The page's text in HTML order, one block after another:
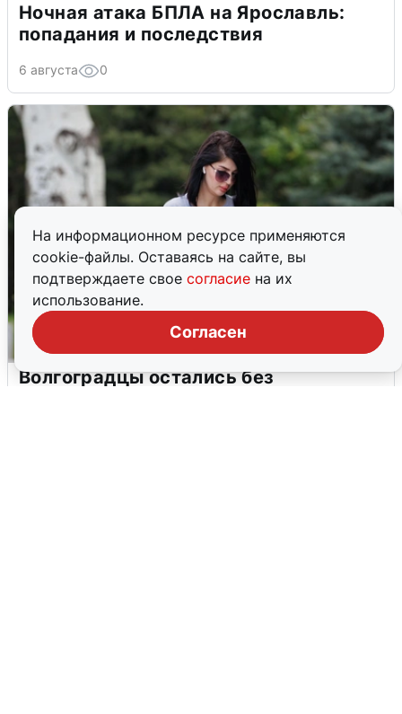
На информационном ресурсе применяются
cookie-файлы. Оставаясь на сайте, вы
подтверждаете свое согласие на их
использование.
Согласен
Ночная атака БПЛА на Ярославль:
попадания и последствия
6 августа 0
Волгоградцы остались без